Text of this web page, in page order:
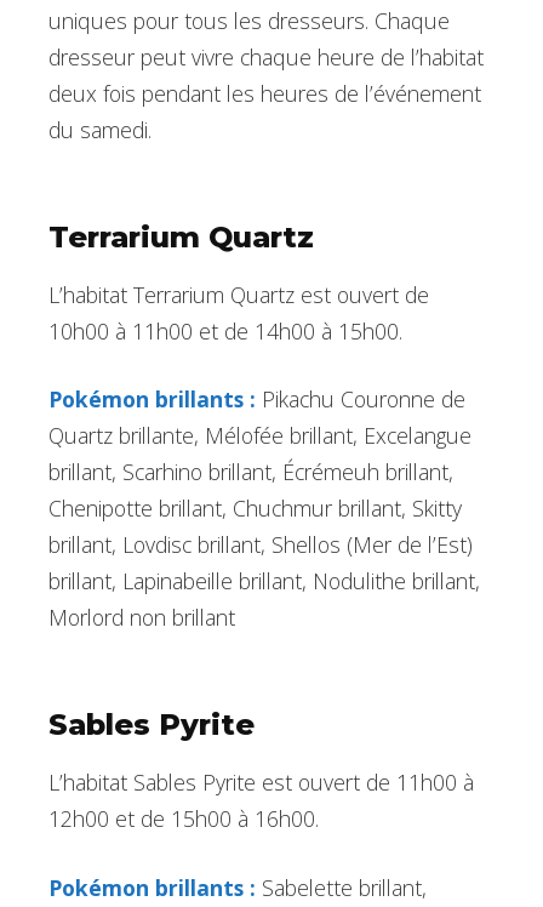
uniques pour tous les dresseurs. Chaque
dresseur peut vivre chaque heure de l’habitat
deux fois pendant les heures de l’événement
du samedi.
Terrarium Quartz
L’habitat Terrarium Quartz est ouvert de
10h00 à 11h00 et de 14h00 à 15h00.
Pokémon brillants : Pikachu Couronne de
Quartz brillante, Mélofée brillant, Excelangue
brillant, Scarhino brillant, Écrémeuh brillant,
Chenipotte brillant, Chuchmur brillant, Skitty
brillant, Lovdisc brillant, Shellos (Mer de l’Est)
brillant, Lapinabeille brillant, Nodulithe brillant,
Morlord non brillant
Sables Pyrite
L’habitat Sables Pyrite est ouvert de 11h00 à
12h00 et de 15h00 à 16h00.
Pokémon brillants : Sabelette brillant,